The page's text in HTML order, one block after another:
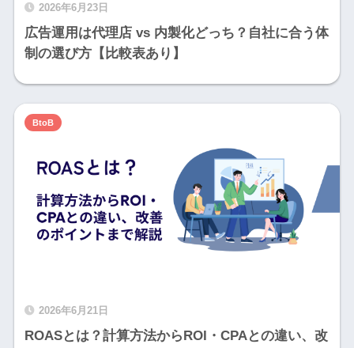
2026年6月23日
広告運用は代理店 vs 内製化どっち？自社に合う体
制の選び方【比較表あり】
2026年6月21日
ROASとは？計算方法からROI・CPAとの違い、改
BtoB